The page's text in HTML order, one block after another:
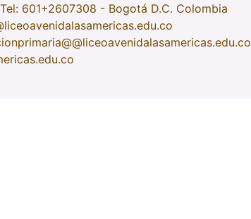
601+2607308 - Bogotá D.C. Colombia